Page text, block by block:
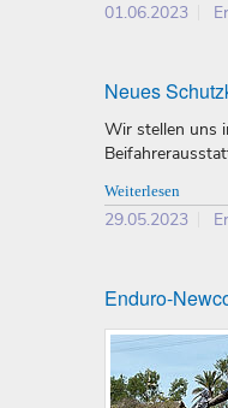
01.06.2023
Neues
Wir stellen uns
Weiterlesen
29.05.2023
Enduro-